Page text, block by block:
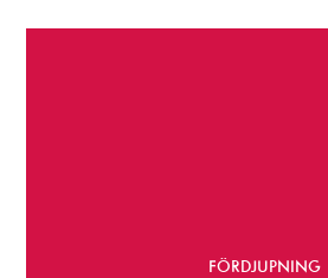
FÖRDJUPNING